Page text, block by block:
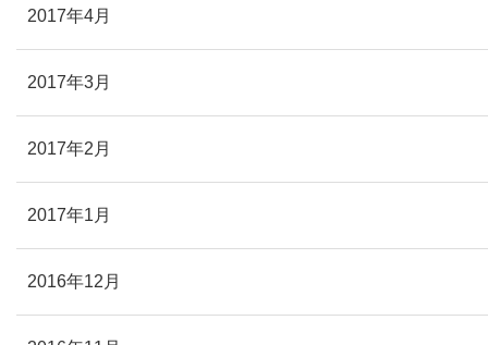
2017年4月
2017年3月
2017年2月
2017年1月
2016年12月